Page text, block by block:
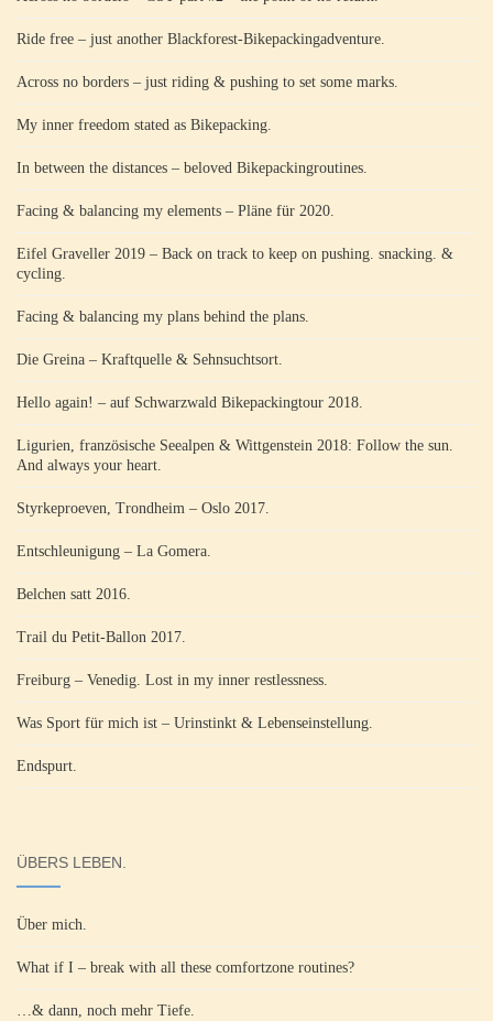
Ride free – just another Blackforest-Bikepackingadventure.
Across no borders – just riding & pushing to set some marks.
My inner freedom stated as Bikepacking.
In between the distances – beloved Bikepackingroutines.
Facing & balancing my elements – Pläne für 2020.
Eifel Graveller 2019 – Back on track to keep on pushing. snacking. &
cycling.
Facing & balancing my plans behind the plans.
Die Greina – Kraftquelle & Sehnsuchtsort.
Hello again! – auf Schwarzwald Bikepackingtour 2018.
Ligurien, französische Seealpen & Wittgenstein 2018: Follow the sun.
And always your heart.
Styrkeproeven, Trondheim – Oslo 2017.
Entschleunigung – La Gomera.
Belchen satt 2016.
Trail du Petit-Ballon 2017.
Freiburg – Venedig. Lost in my inner restlessness.
Was Sport für mich ist – Urinstinkt & Lebenseinstellung.
Endspurt.
ÜBERS LEBEN.
Über mich.
What if I – break with all these comfortzone routines?
…& dann, noch mehr Tiefe.